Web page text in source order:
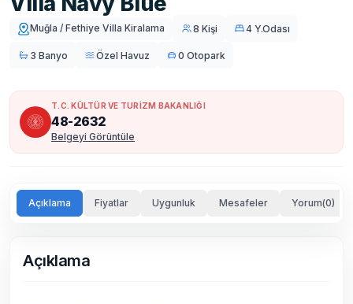
Muğla / Fethiye Villa Kiralama 8 Kişi 4 Y.Odası
3 Banyo Özel Havuz 0 Otopark
T.C. KÜLTÜR VE TURİZM BAKANLIĞI
48-2632
Belgeyi Görüntüle
Açıklama Fiyatlar Uygunluk Mesafeler Yorum(0)
Açıklama